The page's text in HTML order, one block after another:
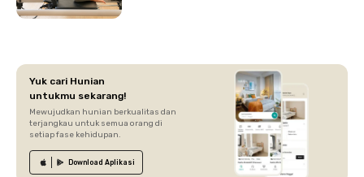
Yuk cari Hunian
untukmu sekarang!
Mewujudkan hunian berkualitas dan
terjangkau untuk semua orang di
setiap fase kehidupan.
Download Aplikasi